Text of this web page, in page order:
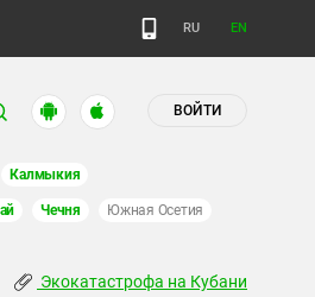
RU EN
ВОЙТИ
Калмыкия
Чечня Южная Осетия
Экокатастрофа на Кубани